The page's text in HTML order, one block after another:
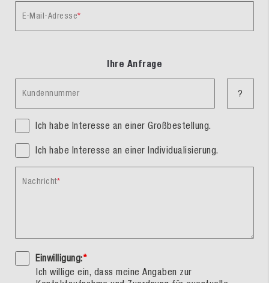
E-Mail-Adresse
Ihre Anfrage
Kundennummer ?
Ich habe Interesse an einer Großbestellung.
Ich habe Interesse an einer Individualisierung.
Nachricht
Einwilligung:*
Ich willige ein, dass meine Angaben zur